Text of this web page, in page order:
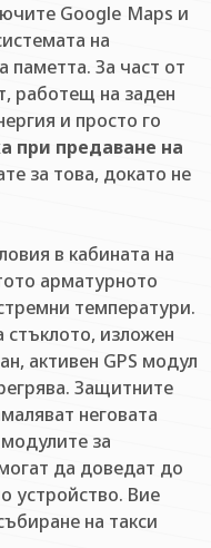
Google Maps и
на
паметта. За част от
работещ на заден
и просто го
при предаване на
за това, докато не
в кабината на
арматурното
температури.
изложен
активен GPS модул
Защитните
неговата
за
да доведат до
устройство. Вие
на такси